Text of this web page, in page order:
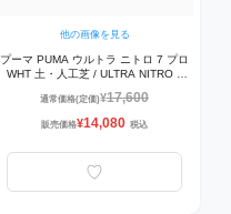
他の画像を見る
プーマ PUMA ウルトラ ニトロ 7 プロ
WHT 土・人工芝 / ULTRA NITRO 7
ースパイク ホワイト/イエロー/オレン
ジ
通常価格(定価)¥17,600
販売価格¥14,080 税込